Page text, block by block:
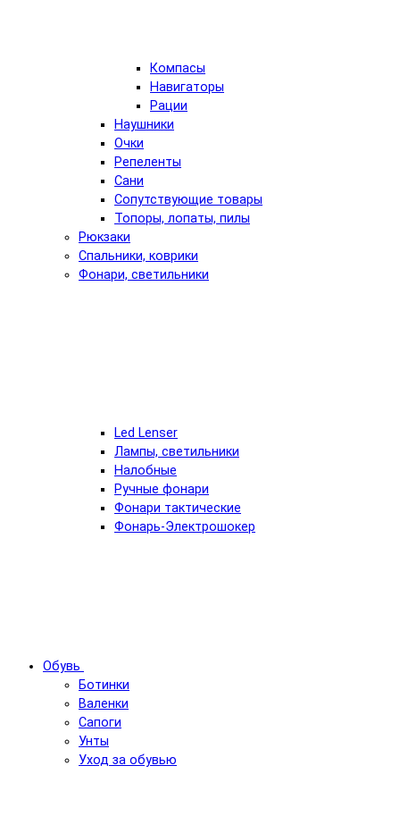
Компасы
Навигаторы
Рации
Наушники
Очки
Репеленты
Сани
Сопутствующие товары
Топоры, лопаты, пилы
Рюкзаки
Спальники, коврики
Фонари, светильники
Led Lenser
Лампы, светильники
Налобные
Ручные фонари
Фонари тактические
Фонарь-Электрошокер
Обувь
Ботинки
Валенки
Сапоги
Унты
Уход за обувью